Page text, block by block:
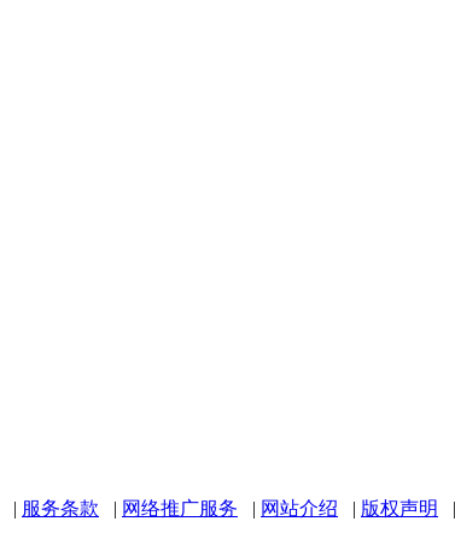
| 服务条款 | 网络推广服务 | 网站介绍 | 版权声明 |